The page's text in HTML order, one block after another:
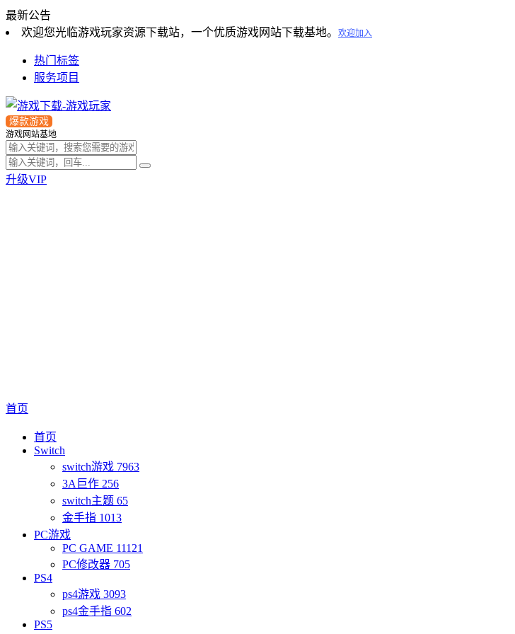
最新公告
欢迎您光临游戏玩家资源下载站，一个优质游戏网站下载基地。
欢迎加入
热门标签
服务项目
爆款游戏
游戏网站基地
升级VIP
首页
首页
Switch
switch游戏 7963
3A巨作 256
switch主题 65
金手指 1013
PC游戏
PC GAME 11121
PC修改器 705
PS4
ps4游戏 3093
ps4金手指 602
PS5